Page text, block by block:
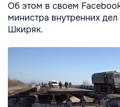
Об этом в своем
министра внутренних
Шкиряк.